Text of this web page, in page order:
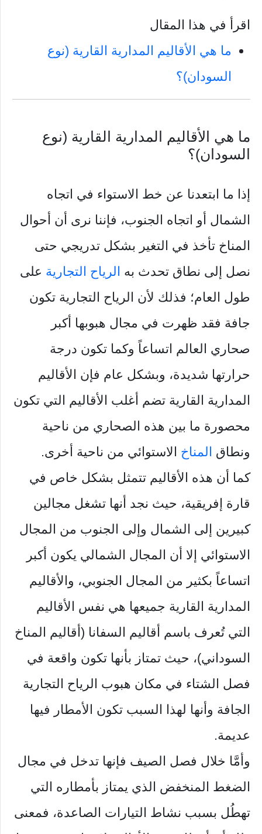
اقرأ في هذا المقال
ما هي الأقاليم المدارية القارية (نوع
السودان)؟
ما هي الأقاليم المدارية القارية (نوع
السودان)؟
إذا ما ابتعدنا عن خط الاستواء في اتجاه
الشمال أو اتجاه الجنوب، فإننا نرى أن أحوال
المناخ تأخذ في التغير بشكل تدريجي حتى
نصل إلى نطاق تحدث به الرياح التجارية على
طول العام؛ فذلك لأن الرياح التجارية تكون
جافة فقد ظهرت في مجال هبوبها أكبر
صحاري العالم اتساعاً وكما تكون درجة
حرارتها شديدة، وبشكل عام فإن الأقاليم
المدارية القارية تضم أغلب الأقاليم التي تكون
محصورة ما بين هذه الصحاري من ناحية
ونطاق المناخ الاستوائي من ناحية أخرى.
كما أن هذه الأقاليم تتمثل بشكل خاص في
قارة إفريقية، حيث نجد أنها تشغل مجالين
كبيرين إلى الشمال وإلى الجنوب من المجال
الاستوائي إلا أن المجال الشمالي يكون أكبر
اتساعاً بكثير من المجال الجنوبي، والأقاليم
المدارية القارية جميعها هي نفس الأقاليم
التي تُعرف باسم أقاليم السفانا (أقاليم المناخ
السوداني)، حيث تمتاز بأنها تكون واقعة في
فصل الشتاء في مكان هبوب الرياح التجارية
الجافة وأنها لهذا السبب تكون الأمطار فيها
عديمة.
وأمَّا خلال فصل الصيف فإنها تدخل في مجال
الضغط المنخفض الذي يمتاز بأمطاره التي
تهطُل بسبب نشاط التيارات الصاعدة، فمعنى